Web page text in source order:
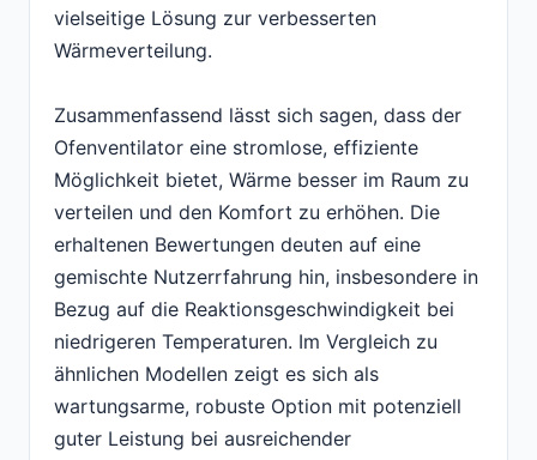
vielseitige Lösung zur verbesserten
Wärmeverteilung.
Zusammenfassend lässt sich sagen, dass der
Ofenventilator eine stromlose, effiziente
Möglichkeit bietet, Wärme besser im Raum zu
verteilen und den Komfort zu erhöhen. Die
erhaltenen Bewertungen deuten auf eine
gemischte Nutzerrfahrung hin, insbesondere in
Bezug auf die Reaktionsgeschwindigkeit bei
niedrigeren Temperaturen. Im Vergleich zu
ähnlichen Modellen zeigt es sich als
wartungsarme, robuste Option mit potenziell
guter Leistung bei ausreichender